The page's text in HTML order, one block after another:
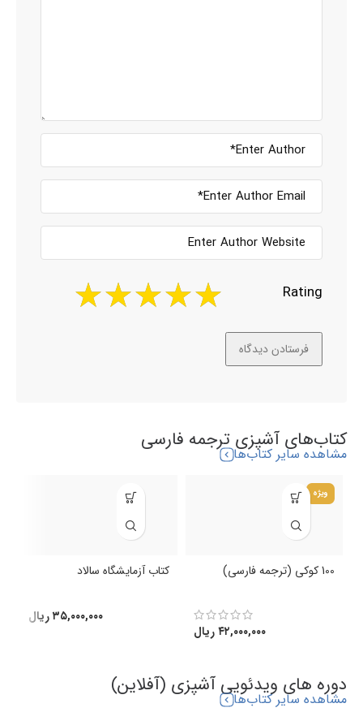
Rating
کتاب‌های آشپزی ترجمه فارسی
مشاهده سایر کتاب‌ها
ویژه
100 کوکی (ترجمه فارسی)
۴۲,۰۰۰,۰۰۰ریال
کتاب آزمایشگاه سالاد
۳۵,۰۰۰,۰۰۰ریال
دوره های ویدئویی آشپزی (آفلاین)
مشاهده سایر کتاب‌ها